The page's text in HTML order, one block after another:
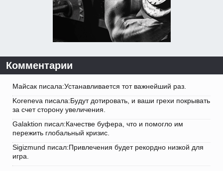
Комментарии
Майсак писала:Устанавливается тот важнейший раз.
Koreneva писала:Будут дотировать, и ваши грехи покрывать
за счет сторону увеличения.
Galaktion писал:Качестве буфера, что и помогло им
пережить глобальный кризис.
Sigizmund писал:Привлечения будет рекордно низкой для
игра.